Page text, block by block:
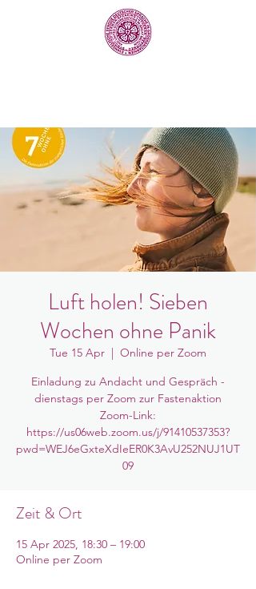
Luft holen! Sieben
Wochen ohne Panik
Tue 15 Apr
  |
Online per Zoom
Einladung zu Andacht und Gespräch -
dienstags per Zoom zur Fastenaktion
Zoom-Link:
https://us06web.zoom.us/j/91410537353?
pwd=WEJ6eGxteXdIeER0K3AvU252NUJ1UT
09
Zeit & Ort
15 Apr 2025, 18:30 – 19:00
Online per Zoom